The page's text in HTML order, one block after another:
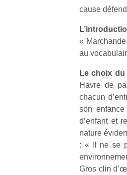
cause
«
au
Le choix
Havre de
chacun
son
d’enfant et
nature
: « Il ne se
Gros clin